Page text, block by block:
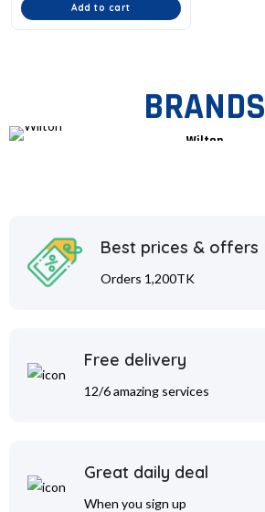
Add to cart
BRANDS
Wilton
Best prices & offers
Orders 1,200TK
Free delivery
12/6 amazing services
Great daily deal
When you sign up